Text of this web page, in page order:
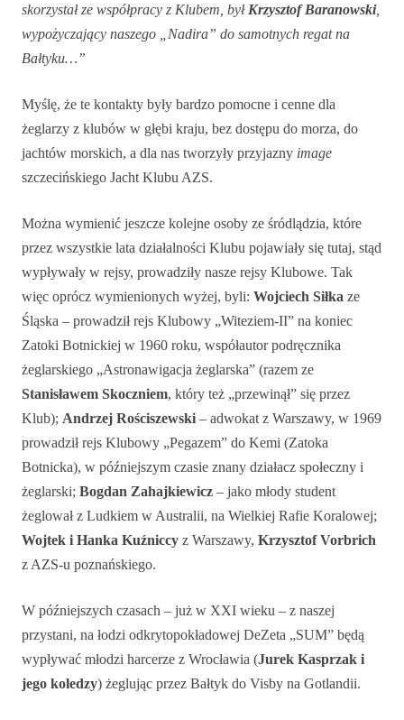
skorzystał ze współpracy z Klubem, był Krzysztof Baranowski,
wypożyczający naszego „Nadira” do samotnych regat na
Bałtyku…”
Myślę, że te kontakty były bardzo pomocne i cenne dla
żeglarzy z klubów w głębi kraju, bez dostępu do morza, do
jachtów morskich, a dla nas tworzyły przyjazny image
szczecińskiego Jacht Klubu AZS.
Można wymienić jeszcze kolejne osoby ze śródlądzia, które
przez wszystkie lata działalności Klubu pojawiały się tutaj, stąd
wypływały w rejsy, prowadziły nasze rejsy Klubowe. Tak
więc oprócz wymienionych wyżej, byli: Wojciech Siłka ze
Śląska – prowadził rejs Klubowy „Witeziem-II” na koniec
Zatoki Botnickiej w 1960 roku, współautor podręcznika
żeglarskiego „Astronawigacja żeglarska” (razem ze
Stanisławem Skoczniem, który też „przewinął” się przez
Klub); Andrzej Rościszewski – adwokat z Warszawy, w 1969
prowadził rejs Klubowy „Pegazem” do Kemi (Zatoka
Botnicka), w późniejszym czasie znany działacz społeczny i
żeglarski; Bogdan Zahajkiewicz – jako młody student
żeglował z Ludkiem w Australii, na Wielkiej Rafie Koralowej;
Wojtek i Hanka Kuźniccy z Warszawy, Krzysztof Vorbrich
z AZS-u poznańskiego.
W późniejszych czasach – już w XXI wieku – z naszej
przystani, na łodzi odkrytopokładowej DeZeta „SUM” będą
wypływać młodzi harcerze z Wrocławia (Jurek Kasprzak i
jego koledzy) żeglując przez Bałtyk do Visby na Gotlandii.